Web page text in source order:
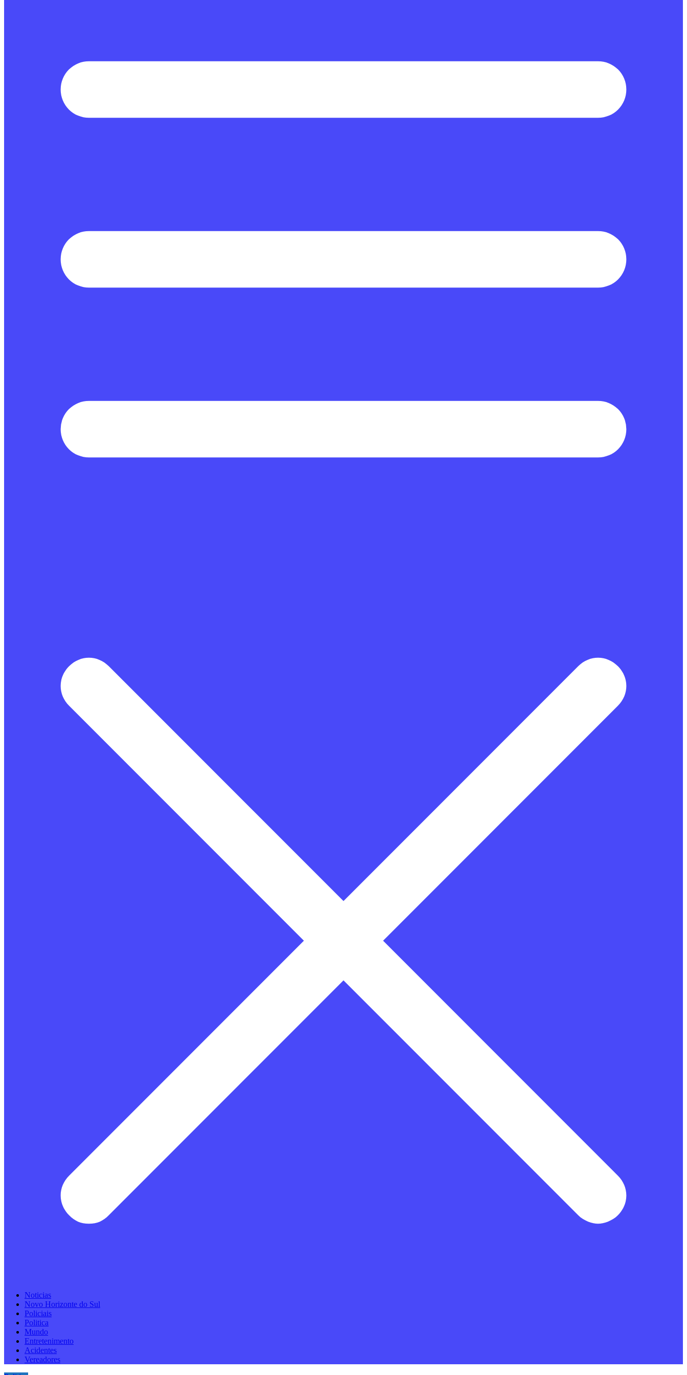
Noticias
Novo Horizonte do Sul
Policiais
Politica
Mundo
Entretenimento
Acidentes
Vereadores